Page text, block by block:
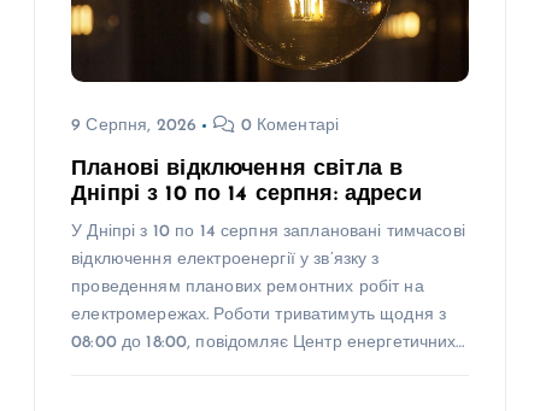
9 Серпня, 2026 0 Коментарі
Планові відключення світла в
Дніпрі з 10 по 14 серпня: адреси
У Дніпрі з 10 по 14 серпня заплановані тимчасові
відключення електроенергії у зв’язку з
проведенням планових ремонтних робіт на
електромережах. Роботи триватимуть щодня з
08:00 до 18:00, повідомляє Центр енергетичних…